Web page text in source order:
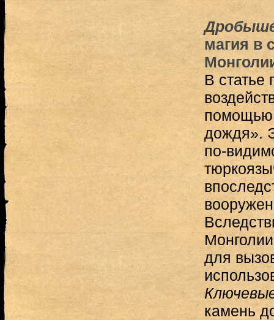
магия в
В статье
помощью
дождя».
по-
для
камень